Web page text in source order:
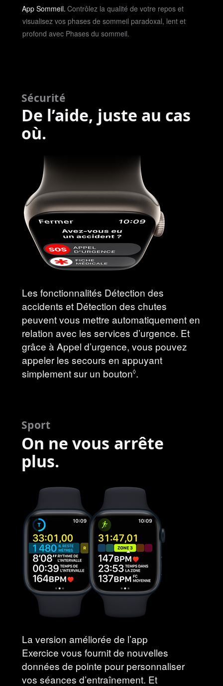
mentions
légales
App Sommeil. Contrôlez la qualité de votre repos et
visualisez vos phases de sommeil paradoxal, lent et
profond avec Phases du sommeil.
Sécurité
De l’aide, juste au cas
où.
Les fonctionnalités Détection des
accidents et Détection des chutes
peuvent vous mettre automatiquement en
relation avec les services d’urgence. Et
grâce à Appel d’urgence, vous pouvez
appeler les secours en appuyant
simplement sur un bouton◊Voir
.
Sport
On ne vous arrête
plus.
La version améliorée de l’app
Exercice vous fournit de nouvelles
données de pointe pour personnaliser
vos séances d’entraînement. Et